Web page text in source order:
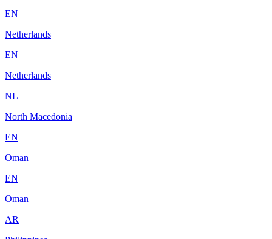
EN
Netherlands
EN
Netherlands
NL
North Macedonia
EN
Oman
EN
Oman
AR